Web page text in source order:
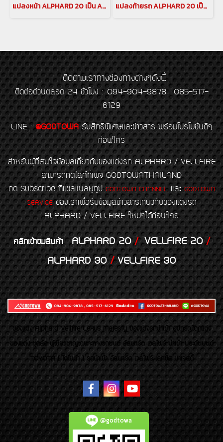
แปลงหน้า ALPHARD 20 เป็น ALPHARD SC 2018-2020(copy)(copy)(copy) แปลงท้ายรถ ALPHARD 20 เป็น ALPHARD 30 แปลงท้าย เวลไฟร์20 เป็น อัลพาร์ด30 ชุดแต่งแปลงท้าย เวลไฟร์ VELLFIRE(copy)
ติดตามเราทางช่องทางต่างๆดังนี้
ติดต่อด่วนตลอด 24 ชั่วโมง : 094-904-9878 , 085-517-
6129
LINE : @GODTOWA รับสิทธิพิเศษและข่าวสาร พร้อมโปรโมชั่นดีๆ
ก่อนใคร
สำหรับผู้ที่สนใจข้อมูลเกี่ยวกับของแต่งรถ ALPHARD / VELLFIRE
สามารถกดไลค์ที่เพจ GODTOWATHAILAND
กด Subscribe ที่แชลแนลยูทูป GODTOWA CHANNELและGODTOWA
SERVICEของเราเพื่อรับข้อมูลข่าวสารเกี่ยวกับของแต่งรถ
ALPHARD / VELLFIRE ใหม่ๆได้ก่อนใคร
คลิกเข้าชมสินค้า ALPHARD 20/VELLFIRE 20/
ALPHARD 30/VELLFIRE 30
ของเเต่ง Alphard Vellfire Lexus Majesty ของเเต่งรถนำเข้า อุปกรณ์ตกแต่ง
ของแต่ง ชุดล้อ ผู้เชี่ยวชาญเฉพาะทางรถยนต์ อัลพาร์ด เวลไฟร์ นำเข้า ประดับยนต์
TOYOTA ( โตโยต้า ) รถนำเข้า อัลพาร์ด เวลไฟร์ เลกซัส มาเจสตี้
@godtowa